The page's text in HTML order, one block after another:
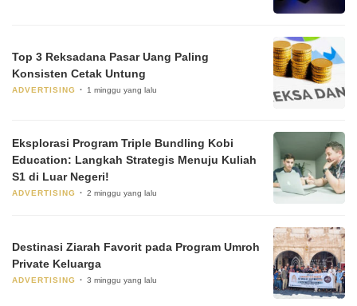
Top 3 Reksadana Pasar Uang Paling
Konsisten Cetak Untung
ADVERTISING 1 minggu yang lalu
Eksplorasi Program Triple Bundling Kobi
Education: Langkah Strategis Menuju Kuliah
S1 di Luar Negeri!
ADVERTISING 2 minggu yang lalu
Destinasi Ziarah Favorit pada Program Umroh
Private Keluarga
ADVERTISING 3 minggu yang lalu